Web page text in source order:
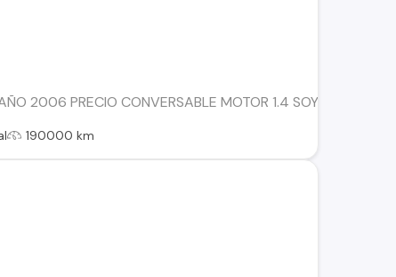
2006 PRECIO CONVERSABLE MOTOR 1.4 SOY DE
190000 km